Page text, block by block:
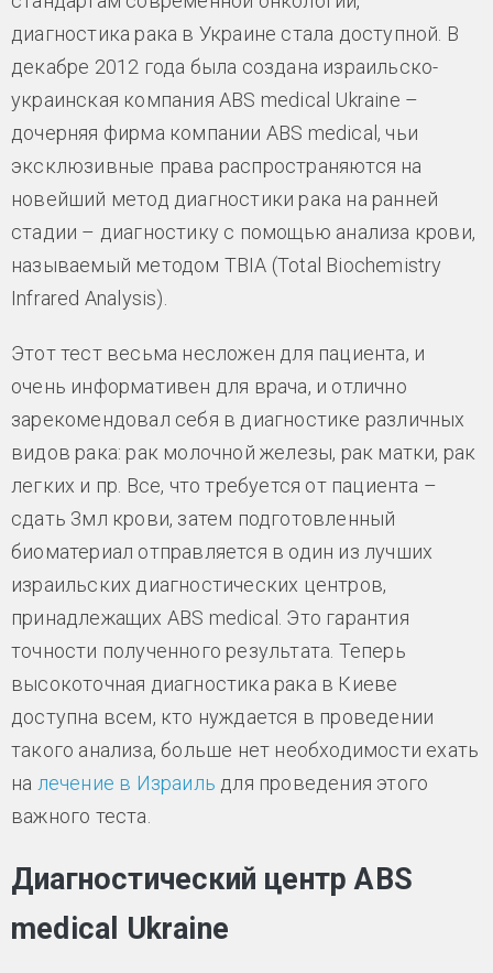
диагностика рака в Украине стала доступной. В
декабре 2012 года была создана израильско-
украинская компания ABS medical Ukraine –
дочерняя фирма компании ABS medical, чьи
эксклюзивные права распространяются на
новейший метод диагностики рака на ранней
стадии – диагностику с помощью анализа крови,
называемый методом TBIA (Total Biochemistry
Infrared Analysis).
Этот тест весьма несложен для пациента, и
очень информативен для врача, и отлично
зарекомендовал себя в диагностике различных
видов рака: рак молочной железы, рак матки, рак
легких и пр. Все, что требуется от пациента –
сдать 3мл крови, затем подготовленный
биоматериал отправляется в один из лучших
израильских диагностических центров,
принадлежащих ABS medical. Это гарантия
точности полученного результата. Теперь
высокоточная диагностика рака в Киеве
доступна всем, кто нуждается в проведении
такого анализа, больше нет необходимости ехать
на лечение в Израиль для проведения этого
важного теста.
Диагностический центр ABS
medical Ukraine